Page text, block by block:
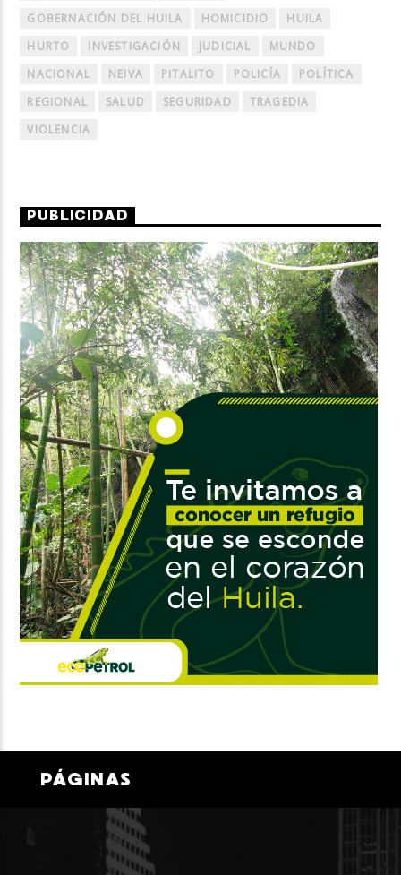
GOBERNACIÓN DEL HUILA
HOMICIDIO
HUILA
HURTO
INVESTIGACIÓN JUDICIAL
MUNDO
NACIONAL
NEIVA PITALITO POLICÍA
POLÍTICA
REGIONAL
SALUD SEGURIDAD
TRAGEDIA
VIOLENCIA
PUBLICIDAD
PÁGINAS